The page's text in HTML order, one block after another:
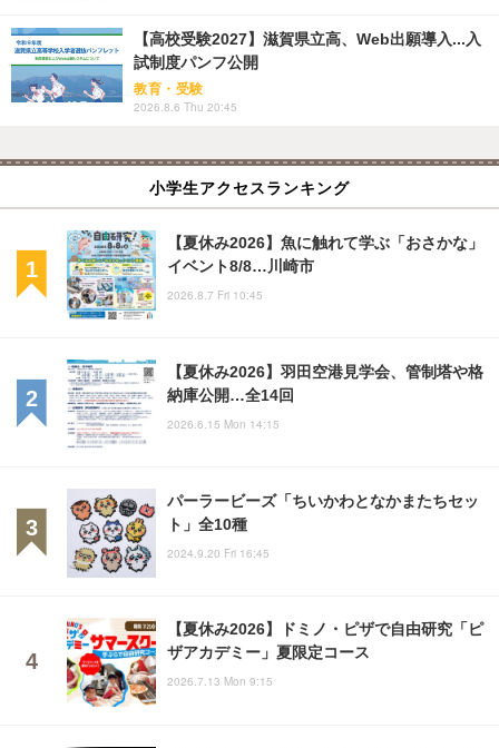
【高校受験2027】滋賀県立高、Web出願導入...入
試制度パンフ公開
教育・受験
2026.8.6 Thu 20:45
小学生アクセスランキング
【夏休み2026】魚に触れて学ぶ「おさかな」
イベント8/8…川崎市
2026.8.7 Fri 10:45
【夏休み2026】羽田空港見学会、管制塔や格
納庫公開…全14回
2026.6.15 Mon 14:15
パーラービーズ「ちいかわとなかまたちセッ
ト」全10種
2024.9.20 Fri 16:45
【夏休み2026】ドミノ・ピザで自由研究「ピ
ザアカデミー」夏限定コース
2026.7.13 Mon 9:15